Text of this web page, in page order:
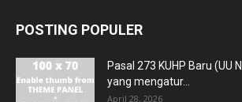
POSTING POPULER
Pasal 273 KUHP Baru (UU
yang mengatur...
April 28, 2026